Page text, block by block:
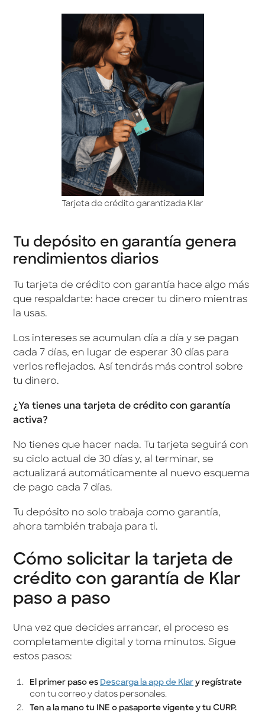
Tarjeta de crédito garantizada Klar
Tu depósito en garantía genera
rendimientos diarios
Tu tarjeta de crédito con garantía hace algo más
que respaldarte: hace crecer tu dinero mientras
la usas.
Los intereses se acumulan día a día y se pagan
cada 7 días, en lugar de esperar 30 días para
verlos reflejados. Así tendrás más control sobre
tu dinero.
¿Ya tienes una tarjeta de crédito con garantía
activa?
No tienes que hacer nada. Tu tarjeta seguirá con
su ciclo actual de 30 días y, al terminar, se
actualizará automáticamente al nuevo esquema
de pago cada 7 días.
Tu depósito no solo trabaja como garantía,
ahora también trabaja para ti.
Cómo solicitar la tarjeta de
crédito con garantía de Klar
paso a paso
Una vez que decides arrancar, el proceso es
completamente digital y toma minutos. Sigue
estos pasos:
El primer paso es Descarga la app de Klar y regístrate
con tu correo y datos personales.
Ten a la mano tu INE o pasaporte vigente y tu CURP.